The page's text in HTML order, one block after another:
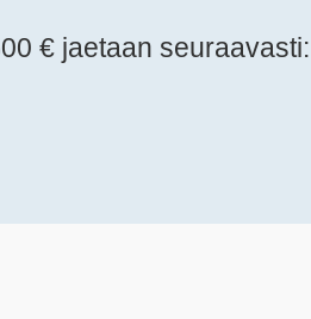
€ jaetaan seuraavasti: